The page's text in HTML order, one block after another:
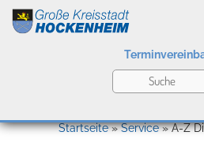
Startseite»Service»A-Z